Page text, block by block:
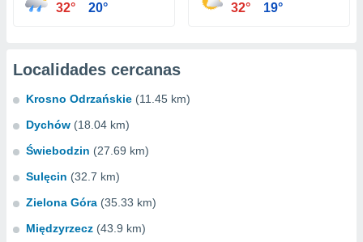
32° 20° 32° 19°
Localidades cercanas
Krosno Odrzańskie (11.45 km)
Dychów (18.04 km)
Świebodzin (27.69 km)
Sulęcin (32.7 km)
Zielona Góra (35.33 km)
Międzyrzecz (43.9 km)